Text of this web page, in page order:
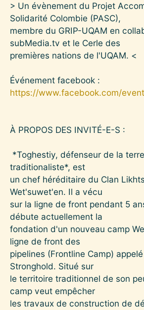
> Un évènement du Projet
Solidarité Colombie (PASC),
membre du GRIP-UQAM en
subMedia.tv et le Cerle des
premières nations de l'UQAM. <
Événement facebook :
https://www.facebook.com/
À PROPOS DES INVITÉ-E-S :
*Toghestiy, défenseur de la
traditionaliste*, est
un chef héréditaire du Clan
Wet'suwet'en. Il a vécu
sur la ligne de front pendant 5
débute actuellement la
fondation d'un nouveau camp
ligne de front des
pipelines (Frontline Camp)
Stronghold. Situé sur
le territoire traditionnel de son
camp veut empêcher
les travaux de construction de